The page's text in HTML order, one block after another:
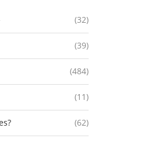
(32)
(39)
(484)
(11)
(62)